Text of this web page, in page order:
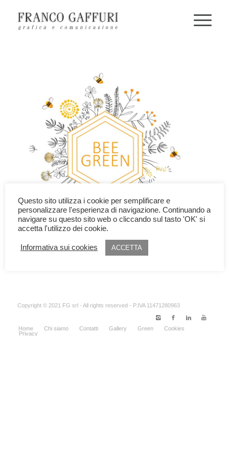
Tags: confezione eco green,honey,italiano
territorio
Copyright © 2021 FG srl - All rights reserved - P.IVA 11471280963
Home Chi siamo Contatti Gallery Green
Cookies
Privacy
Questo sito utilizza i cookie per semplificare e
personalizzare l'esperienza di navigazione. Continuando a
navigare su questo sito web o cliccando sul tasto 'OK' si
accetta l'utilizzo dei cookie.
Informativa sui cookies ACCETTA